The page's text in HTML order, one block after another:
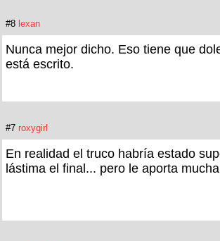
#8 lexan
Nunca mejor dicho. Eso tiene que
está escrito.
#7 roxygirl
En realidad el truco habría estado
lástima el final... pero le aporta